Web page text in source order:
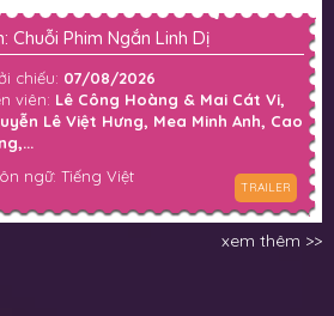
Chuỗi Phim Ngắn Linh Dị
chiếu: 07/08/2026
viên: Lê Công Hoàng & Mai Cát Vi,
Lê Việt Hưng, Mea Minh Anh, Cao
ngữ: Tiếng Việt
TRAILER
xem thêm >>